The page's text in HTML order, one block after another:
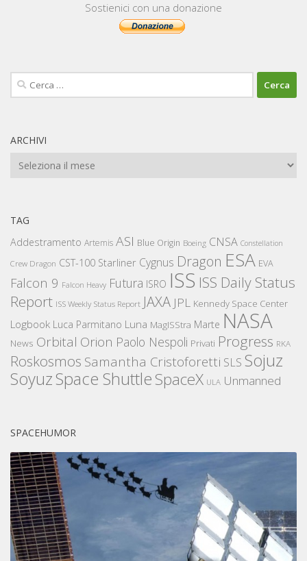
Sostienici con una donazione
Ricerca
per:
ARCHIVI
Archivi
TAG
Addestramento Artemis ASI Blue Origin Boeing CNSA Constellation
Crew Dragon CST-100 Starliner Cygnus Dragon ESA EVA
Falcon 9 Falcon Heavy Futura ISRO ISS ISS Daily Status
Report ISS Weekly Status Report JAXA JPL Kennedy Space Center
Logbook Luca Parmitano Luna MagISStra Marte NASA
News Orbital Orion Paolo Nespoli Privati Progress RKA
Roskosmos Samantha Cristoforetti SLS Sojuz
SoyuzSpace ShuttleSpaceX ULA Unmanned
SPACEHUMOR